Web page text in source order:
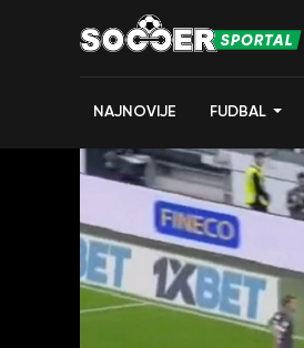
NAJNOVIJE FUDBAL